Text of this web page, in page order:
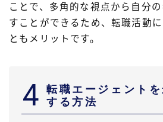
ことで、多角的な視点から自分
すことができるため、転職活動
ともメリットです。
4
転職エージェント
する方法